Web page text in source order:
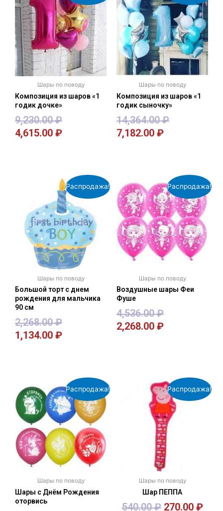
Шары по поводу
Композиция из шаров «1
годик дочке»
9,230.00₽
4,615.00 ₽
Шары по поводу
Композиция из шаров «1
годик сыночку»
14,364.00₽
7,182.00 ₽
Распродажа!
Шары по поводу
Большой торт с днем
рождения для мальчика
90 см
2,268.00₽
1,134.00 ₽
Распродажа!
Шары по поводу
Воздушные шары Феи
Фуше
4,536.00₽
2,268.00 ₽
Распродажа!
Шары по поводу
Шары с Днём Рождения
оторвись
Распродажа!
Шары по поводу
Шар ПЕППА
540.00₽ 270.00 ₽